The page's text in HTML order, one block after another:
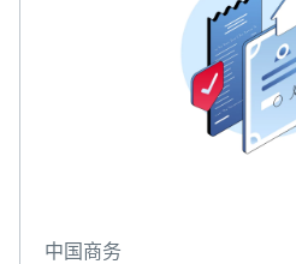
中国商务